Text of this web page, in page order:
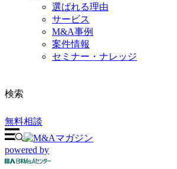
選ばれる理由
サービス
M&A事例
案件情報
セミナー・ナレッジ
検索
無料相談
powered by